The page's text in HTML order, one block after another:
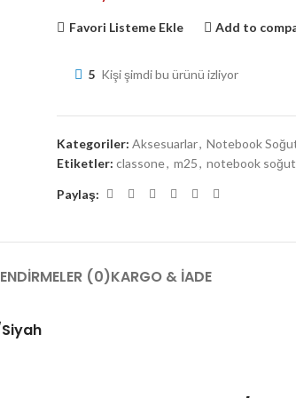
Favori Listeme Ekle Add to
5 Kişi şimdi bu ürünü izliyor
Kategoriler: Aksesuarlar, Notebook
Etiketler: classone, m25, notebook
Paylaş:
(0)KARGO & İADE